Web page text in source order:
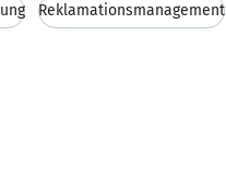
Reklamationsmanagement